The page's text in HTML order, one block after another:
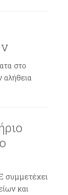
στο
αλήθεια
συμμετέχει
και